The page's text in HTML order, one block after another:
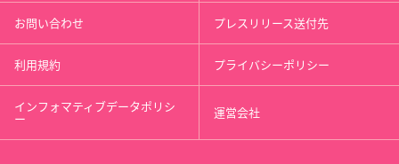
お問い合わせ プレスリリース送付先
利用規約 プライバシーポリシー
インフォマティブデータポリシ
ー 運営会社